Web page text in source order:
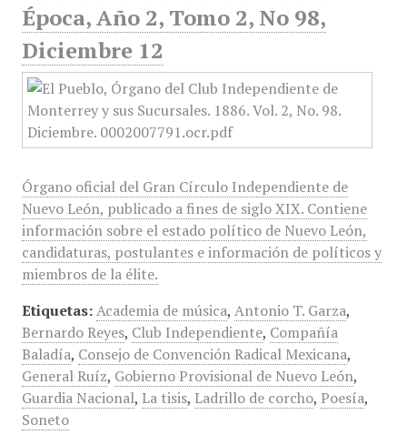
Época, Año 2, Tomo 2, No 98,
Diciembre 12
Órgano oficial del Gran Círculo Independiente de
Nuevo León, publicado a fines de siglo XIX. Contiene
información sobre el estado político de Nuevo León,
candidaturas, postulantes e información de políticos y
miembros de la élite.
Etiquetas: Academia de música, Antonio T. Garza,
Bernardo Reyes, Club Independiente, Compañía
Baladía, Consejo de Convención Radical Mexicana,
General Ruíz, Gobierno Provisional de Nuevo León,
Guardia Nacional, La tisis, Ladrillo de corcho, Poesía,
Soneto